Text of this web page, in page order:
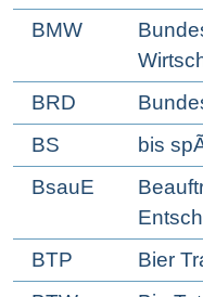
BMW
BRD
BS
bis
BsauE
BTP
Bier